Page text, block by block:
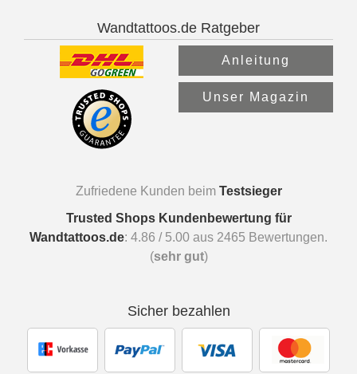
Wandtattoos.de Ratgeber
Anleitung
Unser Magazin
Zufriedene Kunden beim Testsieger
Trusted Shops Kundenbewertung für
Wandtattoos.de: 4.86 / 5.00 aus 2465 Bewertungen.
(sehr gut)
Sicher bezahlen